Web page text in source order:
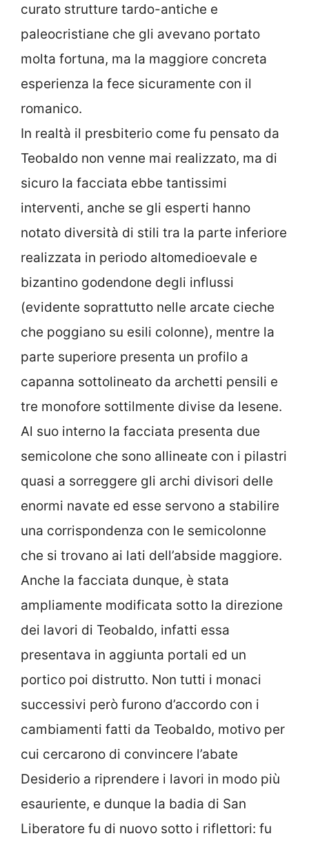
curato strutture tardo-antiche e
paleocristiane che gli avevano portato
molta fortuna, ma la maggiore concreta
esperienza la fece sicuramente con il
romanico.
In realtà il presbiterio come fu pensato da
Teobaldo non venne mai realizzato, ma di
sicuro la facciata ebbe tantissimi
interventi, anche se gli esperti hanno
notato diversità di stili tra la parte inferiore
realizzata in periodo altomedioevale e
bizantino godendone degli influssi
(evidente soprattutto nelle arcate cieche
che poggiano su esili colonne), mentre la
parte superiore presenta un profilo a
capanna sottolineato da archetti pensili e
tre monofore sottilmente divise da lesene.
Al suo interno la facciata presenta due
semicolone che sono allineate con i pilastri
quasi a sorreggere gli archi divisori delle
enormi navate ed esse servono a stabilire
una corrispondenza con le semicolonne
che si trovano ai lati dell’abside maggiore.
Anche la facciata dunque, è stata
ampliamente modificata sotto la direzione
dei lavori di Teobaldo, infatti essa
presentava in aggiunta portali ed un
portico poi distrutto. Non tutti i monaci
successivi però furono d’accordo con i
cambiamenti fatti da Teobaldo, motivo per
cui cercarono di convincere l’abate
Desiderio a riprendere i lavori in modo più
esauriente, e dunque la badia di San
Liberatore fu di nuovo sotto i riflettori: fu